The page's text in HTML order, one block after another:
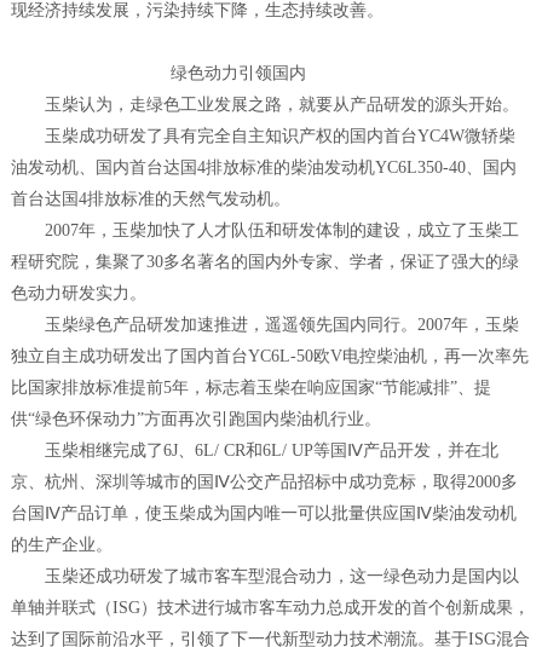
现经济持续发展，污染持续下降，生态持续改善。
绿色动力引领国内
玉柴认为，走绿色工业发展之路，就要从产品研发的源头开始。
玉柴成功研发了具有完全自主知识产权的国内首台YC4W微轿柴
油发动机、国内首台达国4排放标准的柴油发动机YC6L350-40、国内
首台达国4排放标准的天然气发动机。
2007年，玉柴加快了人才队伍和研发体制的建设，成立了玉柴工
程研究院，集聚了30多名著名的国内外专家、学者，保证了强大的绿
色动力研发实力。
玉柴绿色产品研发加速推进，遥遥领先国内同行。2007年，玉柴
独立自主成功研发出了国内首台YC6L-50欧V电控柴油机，再一次率先
比国家排放标准提前5年，标志着玉柴在响应国家“节能减排”、提
供“绿色环保动力”方面再次引跑国内柴油机行业。
玉柴相继完成了6J、6L/ CR和6L/ UP等国Ⅳ产品开发，并在北
京、杭州、深圳等城市的国Ⅳ公交产品招标中成功竞标，取得2000多
台国Ⅳ产品订单，使玉柴成为国内唯一可以批量供应国Ⅳ柴油发动机
的生产企业。
玉柴还成功研发了城市客车型混合动力，这一绿色动力是国内以
单轴并联式（ISG）技术进行城市客车动力总成开发的首个创新成果，
达到了国际前沿水平，引领了下一代新型动力技术潮流。基于ISG混合